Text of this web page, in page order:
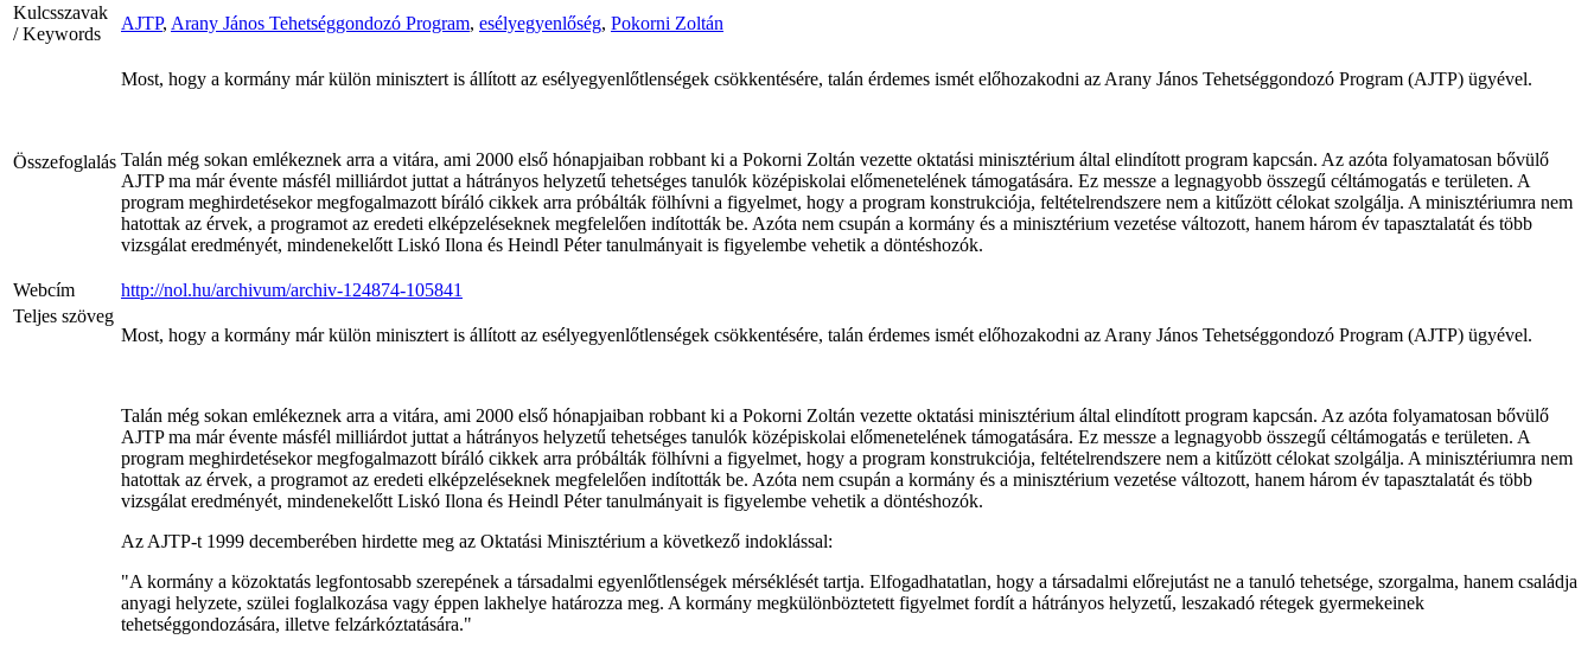
Kulcsszavak
/ Keywords
AJTP, Arany János Tehetséggondozó Program, esélyegyenlőség, Pokorni Zoltán
Összefoglalás
Most, hogy a kormány már külön minisztert is állított az esélyegyenlőtlenségek csökkentésére, talán érdemes ismét előhozakodni az Arany János Tehetséggondozó Program (AJTP) ügyével.
Talán még sokan emlékeznek arra a vitára, ami 2000 első hónapjaiban robbant ki a Pokorni Zoltán vezette oktatási minisztérium által elindított program kapcsán. Az azóta folyamatosan bővülő
AJTP ma már évente másfél milliárdot juttat a hátrányos helyzetű tehetséges tanulók középiskolai előmenetelének támogatására. Ez messze a legnagyobb összegű céltámogatás e területen. A
program meghirdetésekor megfogalmazott bíráló cikkek arra próbálták fölhívni a figyelmet, hogy a program konstrukciója, feltételrendszere nem a kitűzött célokat szolgálja. A minisztériumra nem
hatottak az érvek, a programot az eredeti elképzeléseknek megfelelően indították be. Azóta nem csupán a kormány és a minisztérium vezetése változott, hanem három év tapasztalatát és több
vizsgálat eredményét, mindenekelőtt Liskó Ilona és Heindl Péter tanulmányait is figyelembe vehetik a döntéshozók.
Webcím
http://nol.hu/archivum/archiv-124874-105841
Teljes szöveg
Most, hogy a kormány már külön minisztert is állított az esélyegyenlőtlenségek csökkentésére, talán érdemes ismét előhozakodni az Arany János Tehetséggondozó Program (AJTP) ügyével.
Talán még sokan emlékeznek arra a vitára, ami 2000 első hónapjaiban robbant ki a Pokorni Zoltán vezette oktatási minisztérium által elindított program kapcsán. Az azóta folyamatosan bővülő
AJTP ma már évente másfél milliárdot juttat a hátrányos helyzetű tehetséges tanulók középiskolai előmenetelének támogatására. Ez messze a legnagyobb összegű céltámogatás e területen. A
program meghirdetésekor megfogalmazott bíráló cikkek arra próbálták fölhívni a figyelmet, hogy a program konstrukciója, feltételrendszere nem a kitűzött célokat szolgálja. A minisztériumra nem
hatottak az érvek, a programot az eredeti elképzeléseknek megfelelően indították be. Azóta nem csupán a kormány és a minisztérium vezetése változott, hanem három év tapasztalatát és több
vizsgálat eredményét, mindenekelőtt Liskó Ilona és Heindl Péter tanulmányait is figyelembe vehetik a döntéshozók.
Az AJTP-t 1999 decemberében hirdette meg az Oktatási Minisztérium a következő indoklással:
"A kormány a közoktatás legfontosabb szerepének a társadalmi egyenlőtlenségek mérséklését tartja. Elfogadhatatlan, hogy a társadalmi előrejutást ne a tanuló tehetsége, szorgalma, hanem családja
anyagi helyzete, szülei foglalkozása vagy éppen lakhelye határozza meg. A kormány megkülönböztetett figyelmet fordít a hátrányos helyzetű, leszakadó rétegek gyermekeinek
tehetséggondozására, illetve felzárkóztatására."